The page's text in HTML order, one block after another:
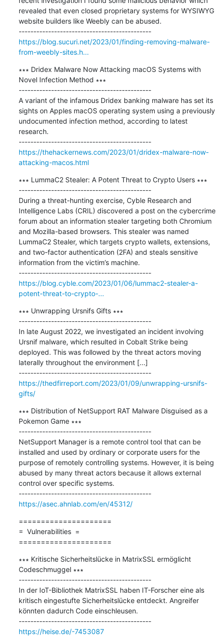
revealed that even closed proprietary systems for WYSIWYG
website builders like Weebly can be abused.
---------------------------------------------
https://blog.sucuri.net/2023/01/finding-removing-malware-
from-weebly-sites.h...
∗∗∗ Dridex Malware Now Attacking macOS Systems with
Novel Infection Method ∗∗∗
---------------------------------------------
A variant of the infamous Dridex banking malware has set its
sights on Apples macOS operating system using a previously
undocumented infection method, according to latest
research.
---------------------------------------------
https://thehackernews.com/2023/01/dridex-malware-now-
attacking-macos.html
∗∗∗ LummaC2 Stealer: A Potent Threat to Crypto Users ∗∗∗
---------------------------------------------
During a threat-hunting exercise, Cyble Research and
Intelligence Labs (CRIL) discovered a post on the cybercrime
forum about an information stealer targeting both Chromium
and Mozilla-based browsers. This stealer was named
LummaC2 Stealer, which targets crypto wallets, extensions,
and two-factor authentication (2FA) and steals sensitive
information from the victim’s machine.
---------------------------------------------
https://blog.cyble.com/2023/01/06/lummac2-stealer-a-
potent-threat-to-crypto-...
∗∗∗ Unwrapping Ursnifs Gifts ∗∗∗
---------------------------------------------
In late August 2022, we investigated an incident involving
Ursnif malware, which resulted in Cobalt Strike being
deployed. This was followed by the threat actors moving
laterally throughout the environment [...]
---------------------------------------------
https://thedfirreport.com/2023/01/09/unwrapping-ursnifs-
gifts/
∗∗∗ Distribution of NetSupport RAT Malware Disguised as a
Pokemon Game ∗∗∗
---------------------------------------------
NetSupport Manager is a remote control tool that can be
installed and used by ordinary or corporate users for the
purpose of remotely controlling systems. However, it is being
abused by many threat actors because it allows external
control over specific systems.
---------------------------------------------
https://asec.ahnlab.com/en/45312/
=====================
=  Vulnerabilities  =
=====================
∗∗∗ Kritische Sicherheitslücke in MatrixSSL ermöglicht
Codeschmuggel ∗∗∗
---------------------------------------------
In der IoT-Bibliothek MatrixSSL haben IT-Forscher eine als
kritisch eingestufte Sicherheitslücke entdeckt. Angreifer
könnten dadurch Code einschleusen.
---------------------------------------------
https://heise.de/-7453087